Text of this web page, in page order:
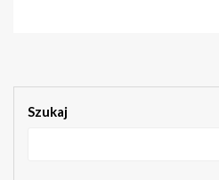
Szukaj